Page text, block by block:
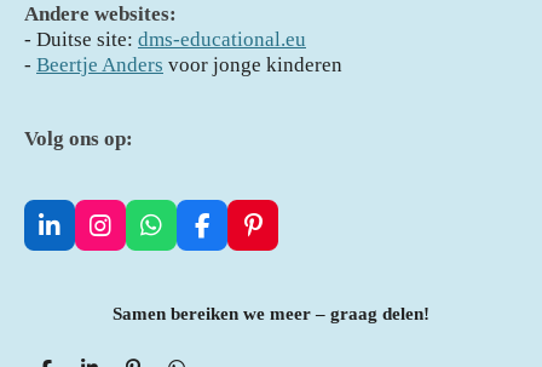
Andere websites:
- Duitse site: dms-educational.eu
- Beertje Anders voor jonge kinderen
Volg ons op:
L
i
I
n
W
h
s
F
a
e
b
P
i
e
Samen bereiken we meer – graag delen!